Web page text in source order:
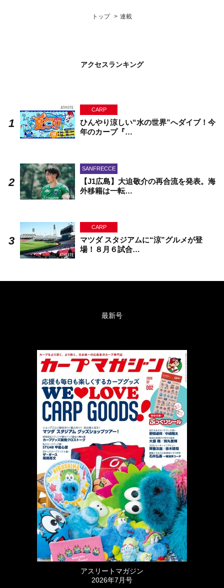
トップ 連載
アクセスランキング
CARP
ひんやり涼しい“水の世界”へダイブ！今
年のカープ『…
SANFRECCE
【J1広島】大迫敬介の再合流を発表。海
外移籍は一転…
CARP
マツダ スタジアムに“涼”グルメが登
場！８月６試合…
最新号
アスリートマガジン
2026年7月号